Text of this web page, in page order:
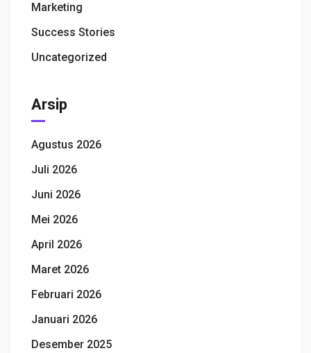
Marketing
Success Stories
Uncategorized
Arsip
Agustus 2026
Juli 2026
Juni 2026
Mei 2026
April 2026
Maret 2026
Februari 2026
Januari 2026
Desember 2025